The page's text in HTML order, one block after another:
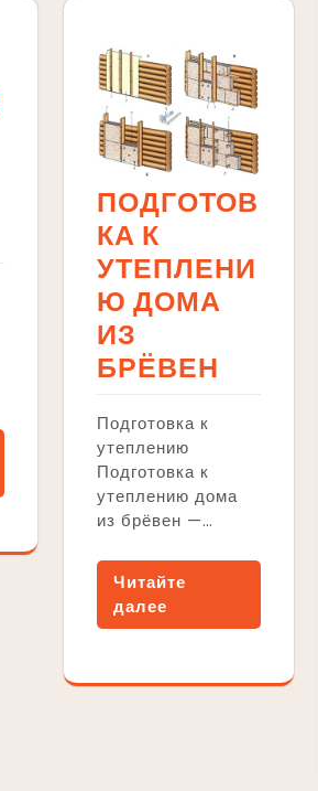
ПОДГОТОВ
КА К
УТЕПЛЕНИ
Ю ДОМА
ИЗ
БРЁВЕН
Подготовка к
утеплению
Подготовка к
утеплению дома
из брёвен —…
Читайте
далее